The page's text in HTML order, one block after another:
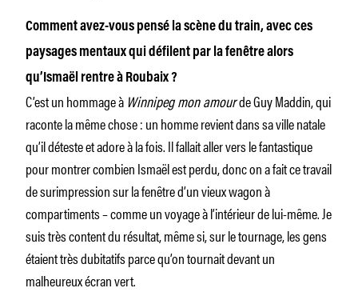
Comment avez-vous pensé la scène du train, avec ces
paysages mentaux qui défilent par la fenêtre alors
qu’Ismaël rentre à Roubaix ?
C’est un hommage àWinnipeg mon amourde Guy Maddin, qui
raconte la même chose : un homme revient dans sa ville natale
qu’il déteste et adore à la fois. Il fallait aller vers le fantastique
pour montrer combien Ismaël est perdu, donc on a fait ce travail
de surimpression sur la fenêtre d’un vieux wagon à
compartiments – comme un voyage à l’intérieur de lui-même. Je
suis très content du résultat, même si, sur le tournage, les gens
étaient très dubitatifs parce qu’on tournait devant un
malheureux écran vert.